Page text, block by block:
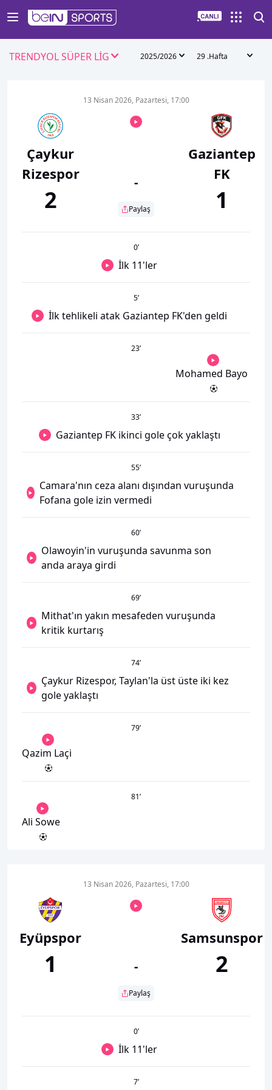
TRENDYOL SÜPER LİG 2025/2026 29 .Hafta
Çaykur
Rizespor
2
13 Nisan 2026, Pazartesi, 17:00
-
Paylaş
Gaziantep
FK
1
0’
İlk 11'ler
5’
İlk tehlikeli atak Gaziantep FK'den geldi
23’
Mohamed Bayo
33’
Gaziantep FK ikinci gole çok yaklaştı
55’
Camara'nın ceza alanı dışından vuruşunda
Fofana gole izin vermedi
60’
Olawoyin'in vuruşunda savunma son
anda araya girdi
69’
Mithat'ın yakın mesafeden vuruşunda
kritik kurtarış
74’
Çaykur Rizespor, Taylan'la üst üste iki kez
gole yaklaştı
79’
Qazim Laçi
81’
Ali Sowe
Eyüpspor
1
13 Nisan 2026, Pazartesi, 17:00
-
Paylaş
Samsunspor
2
0’
İlk 11'ler
7’